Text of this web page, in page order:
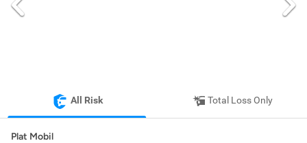
All Risk Total Loss Only
Plat Mobil